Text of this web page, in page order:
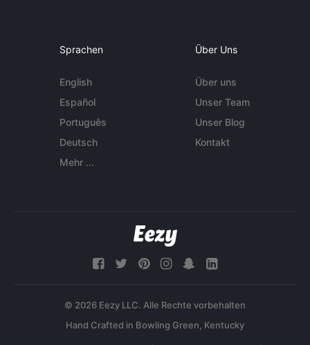
Sprachen
English
Español
Português
Deutsch
Mehr ...
Über Uns
Über uns
Unser Team
Unser Blog
Kontakt
© 2026 Eezy LLC. Alle Rechte vorbehalten